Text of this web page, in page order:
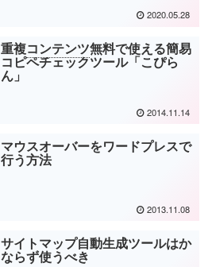
2020.05.28
重複コンテンツ無料で使える簡易
コピペチェックツール「こぴら
ん」
2014.11.14
マウスオーバーをワードプレスで
行う方法
2013.11.08
サイトマップ自動生成ツールはか
ならず使うべき